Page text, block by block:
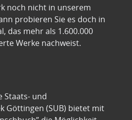
noch nicht in unserem
probieren Sie es doch in
das mehr als 1.600.000
Werke nachweist.
Staats- und
Göttingen (SUB) bietet mit